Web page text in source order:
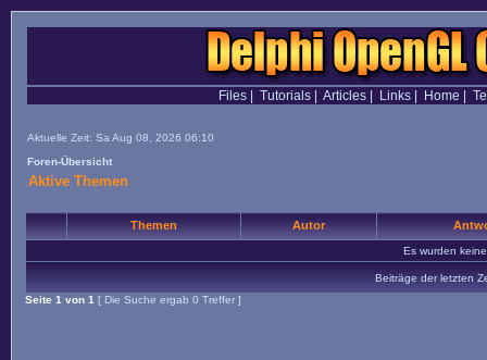
Files| Tutorials| Articles| Links| Home
Aktuelle Zeit: Sa Aug 08, 2026 06:10
Foren-Übersicht
Aktive Themen
Themen Autor
Es wurden
Beiträge der letzten
Seite 1 von 1 [ Die Suche ergab 0 Treffer ]